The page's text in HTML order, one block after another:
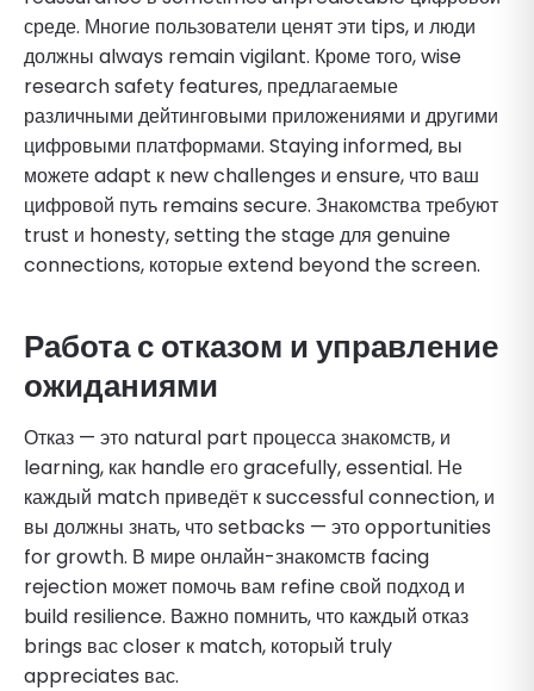
среде. Многие пользователи ценят эти tips, и люди
должны always remain vigilant. Кроме того, wise
research safety features, предлагаемые
различными дейтинговыми приложениями и другими
цифровыми платформами. Staying informed, вы
можете adapt к new challenges и ensure, что ваш
цифровой путь remains secure. Знакомства требуют
trust и honesty, setting the stage для genuine
connections, которые extend beyond the screen.
Работа с отказом и управление
ожиданиями
Отказ — это natural part процесса знакомств, и
learning, как handle его gracefully, essential. Не
каждый match приведёт к successful connection, и
вы должны знать, что setbacks — это opportunities
for growth. В мире онлайн-знакомств facing
rejection может помочь вам refine свой подход и
build resilience. Важно помнить, что каждый отказ
brings вас closer к match, который truly
appreciates вас.